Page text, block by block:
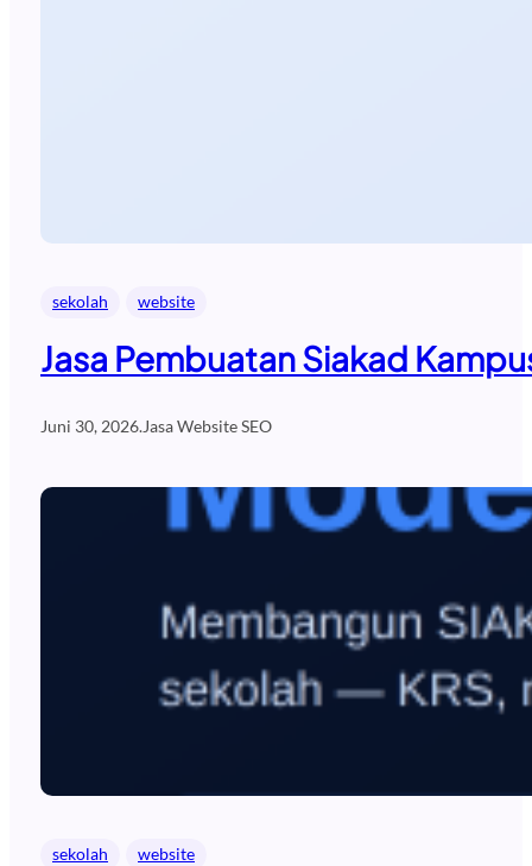
sekolah website
Jasa Pembuatan Siakad
Juni 30, 2026.Jasa Website SEO
sekolah website